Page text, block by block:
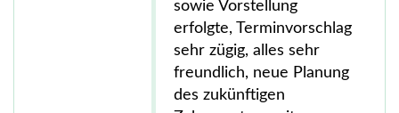
sowie Vorstellung
erfolgte, Terminvorschlag
sehr zügig, alles sehr
freundlich, neue Planung
des zukünftigen